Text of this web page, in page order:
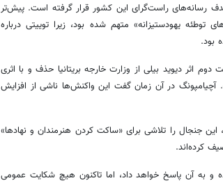
رسانه‌های راست‌گرای این کشور قرار گرفته است. پیش‌تر
یهودستیزانه» متهم شده بود، زیرا توییتی درباره
بود.
الیزابت دوم اثر دیوید بیلی از وزارت خارجه بریتانیا حذف و با اثری
آچیامپونگ در آن زمان گفت این واکنش‌ها ناشی از افزایش
جنجال را تلاشی برای «ساکت کردن هنرمندان و نهادها»
کرده‌اند.
و به آن پاسخ خواهد داد، اما تاکنون هیچ شکایت عمومی